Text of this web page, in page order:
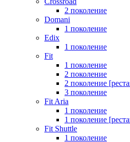
2 поколение
Domani
1 поколение
Edix
1 поколение
Fit
1 поколение
2 поколение
2 поколение
3 поколение
Fit Aria
1 поколение
1 поколение
Fit Shuttle
1 поколение